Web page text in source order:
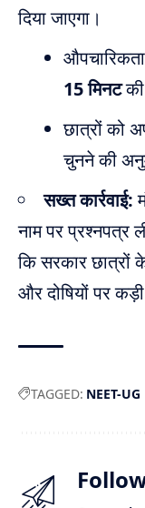
दिया जाएगा।
15 मिनटकी
छात्रों को
चुनने की
सख्त कार्रवाई:
नाम पर प्रश्नपत्र
कि सरकार छात्रों
और दोषियों पर कड़ी
TAGGED: NEET-UG